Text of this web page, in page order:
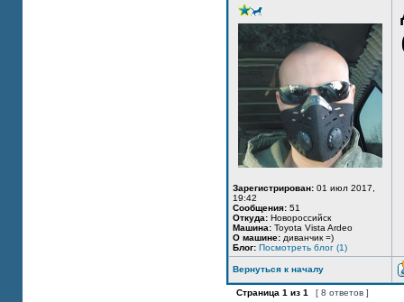
Зарегистрирован: 01 июл 2017,
19:42
Сообщения: 51
Откуда: Новороссийск
Машина: Toyota Vista Ardeo
О машине: диванчик =)
Блог: Посмотреть блог (1)
Вернуться к началу
Страница 1 из 1 [ 8 ответов ]